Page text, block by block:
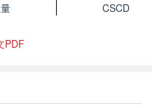
CSCD
PDF